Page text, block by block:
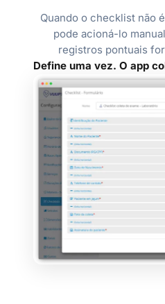
Quando o checklist não
pode acioná-lo
registros pontuais
Define uma vez. O app